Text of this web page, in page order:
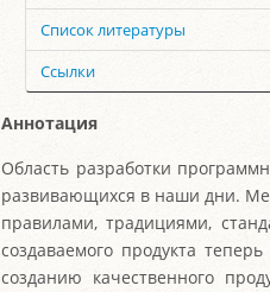
Список литературы
Ссылки
Аннотация
Область разработки
развивающихся в наши дни.
правилами, традициями,
создаваемого продукта
созданию качественного